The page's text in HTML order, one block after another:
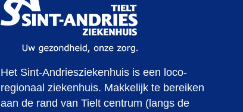
Het Sint-Andriesziekenhuis is een loco-
regionaal ziekenhuis. Makkelijk te bereiken
aan de rand van Tielt centrum (langs de